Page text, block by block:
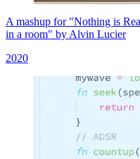
A mashup for "Nothing is
in a room" by Alvin Lucier
2020